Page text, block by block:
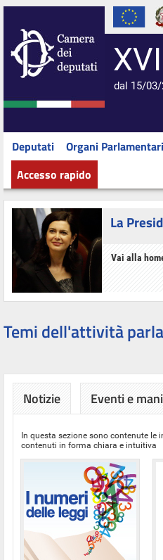
dal 15/
Deputati Organi Parlamentari
Accesso rapido
La
Vai alla
Temi dell'attività
Notizie Eventi e
In questa sezione sono contenute
contenuti in forma chiara e intuitiva